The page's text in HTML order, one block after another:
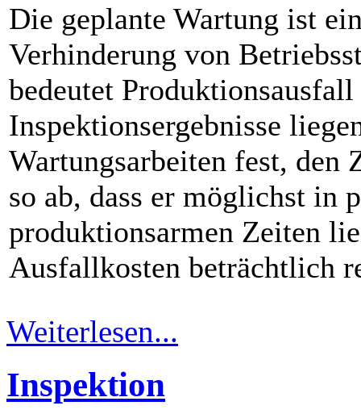
Die geplante Wartung ist
Verhinderung von
bedeutet
Inspektionsergebnisse
Wartungsarbeiten fest,
so ab, dass er möglichst in
produktionsarmen Zeiten
Ausfallkosten beträchtlich
Weiterlesen...
Inspektion